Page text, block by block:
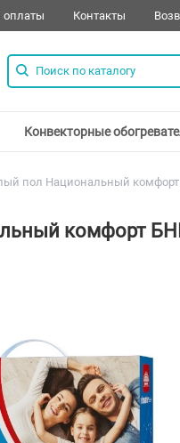
оплаты Контакты
Конвекторные
пол Национальный комфорт
комфорт